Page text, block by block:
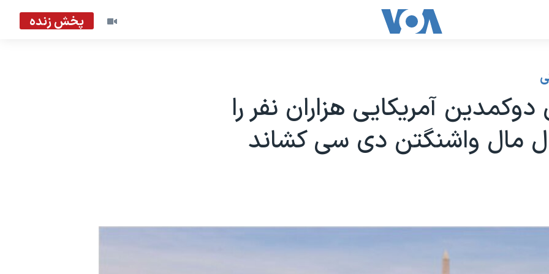
پخش زنده
دوکمدین آمریکایی هزاران نفر را
مال واشنگتن دی سی کشاند